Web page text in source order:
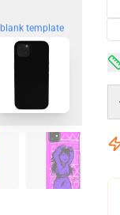
blank template